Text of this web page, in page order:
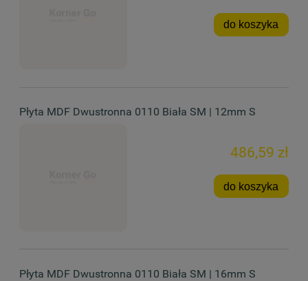
do koszyka
Płyta MDF Dwustronna 0110 Biała SM | 12mm S
486,59 zł
do koszyka
Płyta MDF Dwustronna 0110 Biała SM | 16mm S